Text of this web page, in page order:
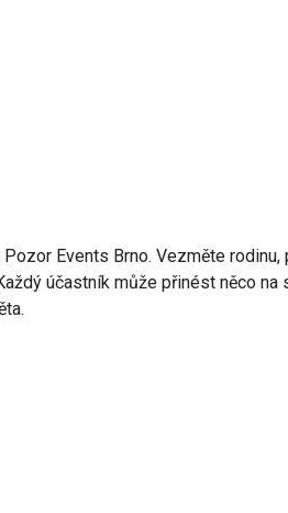
Events Brno. Vezměte
účastník může přinést něco